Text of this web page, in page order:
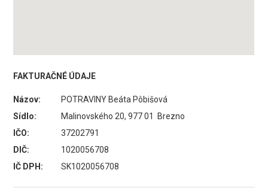
FAKTURAČNÉ ÚDAJE
Názov:
POTRAVINY Beáta Pôbišová
Sídlo:
Malinovského 20, 977 01 Brezno
IČO:
37202791
DIČ:
1020056708
IČ DPH:
SK1020056708